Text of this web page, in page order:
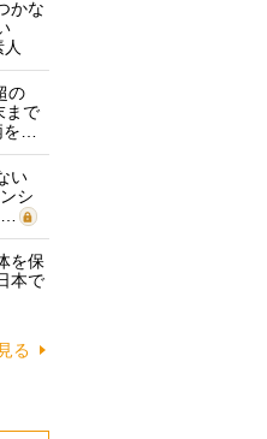
かな
の
まで
…
い
シ
を保
本で
る